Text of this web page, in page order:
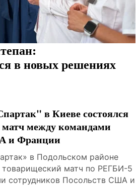
в новых решениях
в Киеве состоялся
между командами
и Франции
в Подольском районе
товарищеский матч по РЕГБИ-5
сотрудников Посольств США и